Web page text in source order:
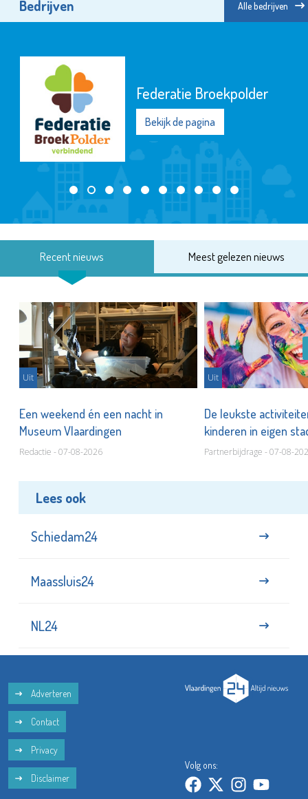
Bedrijven Alle bedrijven
Federatie Broekpolder
Bekijk de pagina
Recent nieuws Meest gelezen nieuws
Uit
Een weekend én een nacht in
Museum Vlaardingen
Redactie - 07-08-2026
Uit
De leukste
kinderen in eigen
Partnerbijdrage - 07-08-
Lees ook
Schiedam24
Maassluis24
NL24
Adverteren
Contact
Privacy
Disclaimer
Volg ons: